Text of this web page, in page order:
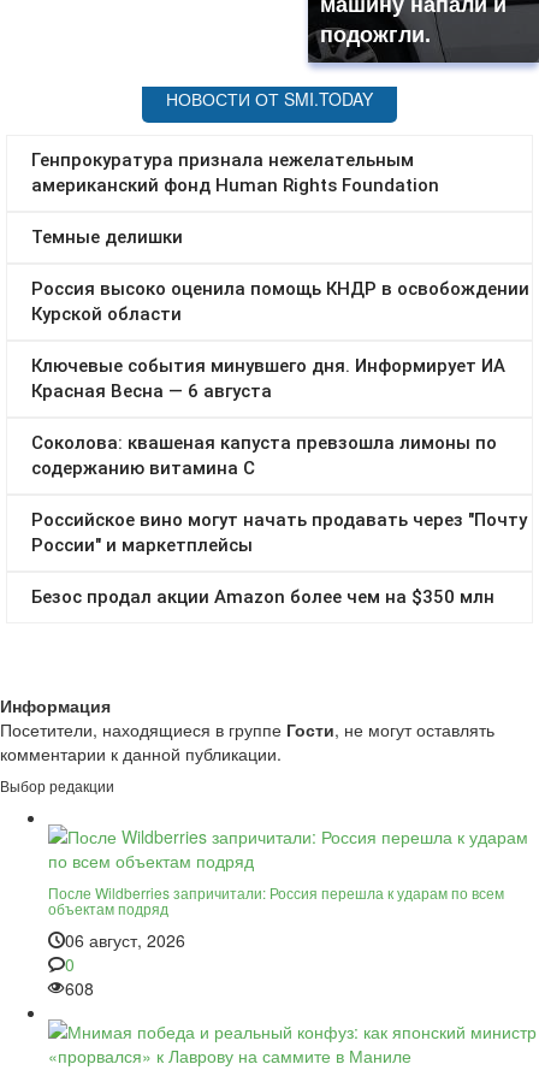
машину напали и
подожгли.
Информация
Посетители, находящиеся в группе Гости, не могут оставлять
комментарии к данной публикации.
Выбор редакции
После Wildberries запричитали: Россия перешла к ударам по всем
объектам подряд
06 август, 2026
0
608